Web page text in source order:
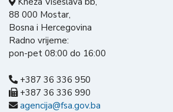
88 000 Mostar,
Bosna i Hercegovina
Radno vrijeme:
pon-pet 08:00 do 16:00
+387 36 336 950
+387 36 336 990
agencija@fsa.gov.ba